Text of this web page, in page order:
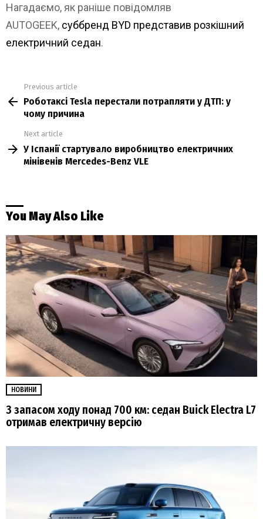
Нагадаємо, як раніше повідомляв
AUTOGEEK, суббренд BYD представив розкішний
електричний седан.
more
Previous article
Роботаксі Tesla перестали потрапляти у ДТП: у
чому причина
Next article
У Іспанії стартувало виробництво електричних
мінівенів Mercedes-Benz VLE
You May Also Like
НОВИНИ
З запасом ходу понад 700 км: седан Buick Electra L7
отримав електричну версію